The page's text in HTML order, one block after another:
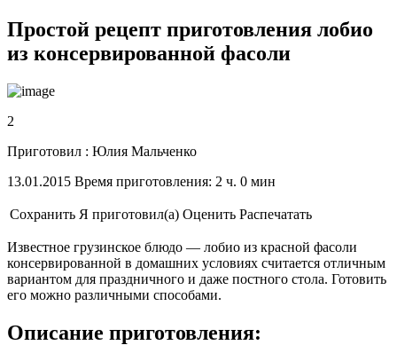
Простой рецепт приготовления лобио
из консервированной фасоли
2
Приготовил : Юлия Мальченко
13.01.2015 Время приготовления: 2 ч. 0 мин
Сохранить Я приготовил(а) Оценить Распечатать
Известное грузинское блюдо — лобио из красной фасоли
консервированной в домашних условиях считается отличным
вариантом для праздничного и даже постного стола. Готовить
его можно различными способами.
Описание приготовления: